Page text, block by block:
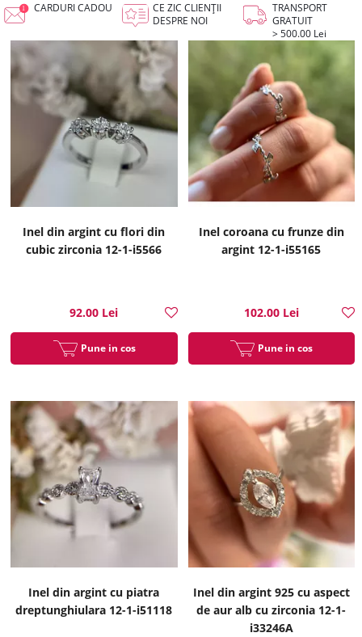
CARDURI CADOU
CE ZIC CLIENȚII
DESPRE NOI
TRANSPORT
GRATUIT
> 500.00 Lei
Inel din argint cu flori din
cubic zirconia 12-1-i5566
92.00 Lei
Pune in cos
Inel coroana cu frunze din
argint 12-1-i55165
102.00 Lei
Pune in cos
Inel din argint cu piatra
dreptunghiulara 12-1-i51118
Inel din argint 925 cu aspect
de aur alb cu zirconia 12-1-
i33246A